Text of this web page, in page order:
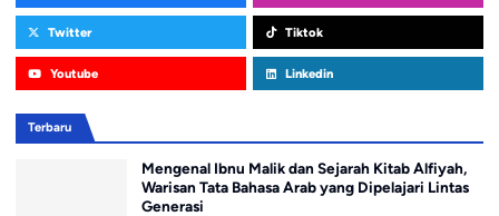
Twitter Tiktok
Youtube Linkedin
Terbaru
Mengenal Ibnu Malik dan Sejarah Kitab Alfiyah,
Warisan Tata Bahasa Arab yang Dipelajari Lintas
Generasi